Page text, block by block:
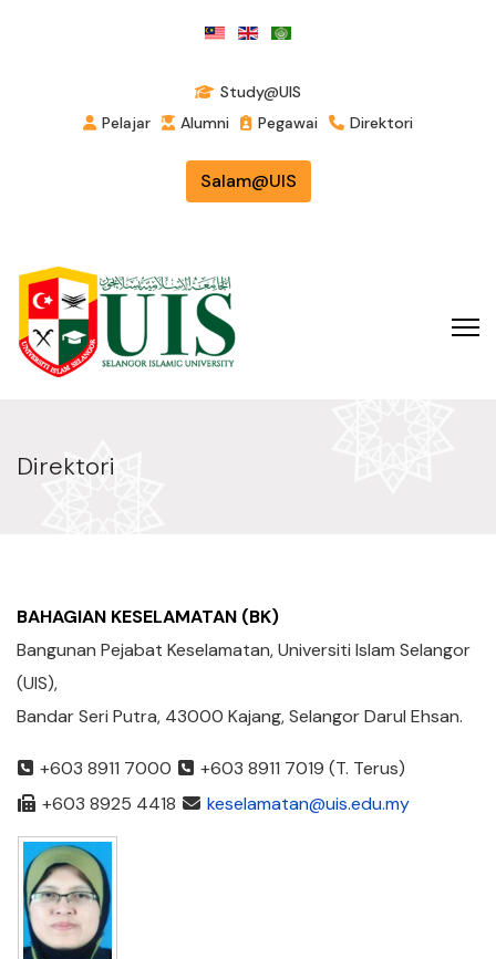
Study@UIS
Pelajar
Alumni Pegawai Direktori
Salam@UIS
Direktori
BAHAGIAN KESELAMATAN (BK)
Bangunan Pejabat Keselamatan, Universiti Islam Selangor
(UIS),
Bandar Seri Putra, 43000 Kajang, Selangor Darul Ehsan.
+603 8911 7000
+603 8911 7019 (T. Terus)
+603 8925 4418
keselamatan@uis.edu.my